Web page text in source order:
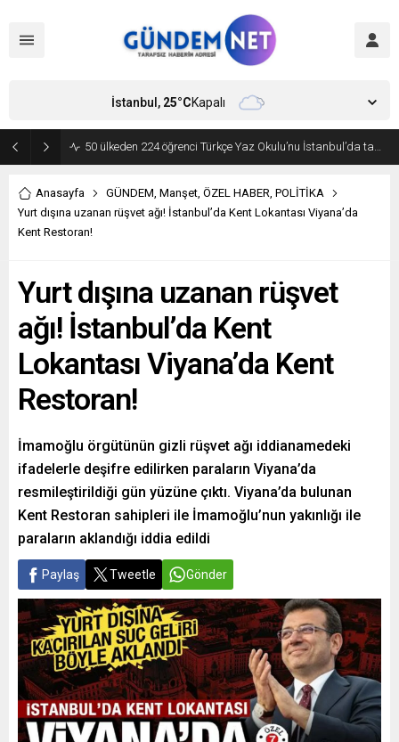
50 ülkeden 224 öğrenci Türkçe Yaz Okulu’nu İstanbul’da tamamladı
İstanbul, 25°CKapalı
Anasayfa GÜNDEM, Manşet, ÖZEL HABER, POLİTİKA
Yurt dışına uzanan rüşvet ağı! İstanbul’da Kent Lokantası Viyana’da
Kent Restoran!
Yurt dışına uzanan rüşvet
ağı! İstanbul’da Kent
Lokantası Viyana’da Kent
Restoran!
İmamoğlu örgütünün gizli rüşvet ağı iddianamedeki
ifadelerle deşifre edilirken paraların Viyana’da
resmileştirildiği gün yüzüne çıktı. Viyana’da bulunan
Kent Restoran sahipleri ile İmamoğlu’nun yakınlığı ile
paraların aklandığı iddia edildi
Paylaş Tweetle Gönder